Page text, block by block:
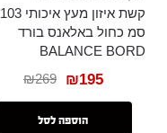
קשת איזון מעץ איכותי 103
סמ כחול באלאנס בורד
BALANCE BORD
₪269 ₪195
הוספה לסל